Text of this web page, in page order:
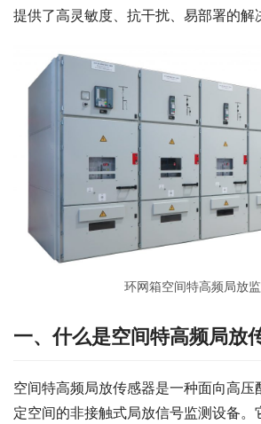
提供了高灵敏度、抗干扰、易部署的解
环网箱空间特高频局放
一、什么是空间特高频局放
空间特高频局放传感器是一种面向高压
定空间的非接触式局放信号监测设备。